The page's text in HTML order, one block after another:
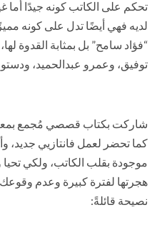
تحكم على الكاتب كونه جيدًا أما
لديه فهي أيضًا تدل على كونه
“فؤاد سامح” بل بمثابة القدوة
توفيق، وعمرو عبدالحميد،
كما تحضر لعمل فانتازيي جديد،
موجودة بقلب الكاتب، ولكي
هجرتها لفترة كبيرة وعدم
نصيحة قائلةً: